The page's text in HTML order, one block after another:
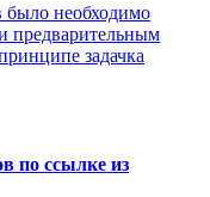
было необходимо
предварительным
задачка
по ссылке из